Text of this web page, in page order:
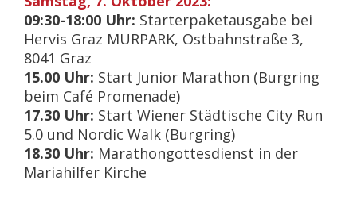
09:30-18:00 Uhr: Starterpaketausgabe bei
Hervis Graz MURPARK, Ostbahnstraße 3,
8041 Graz
15.00 Uhr: Start Junior Marathon (Burgring
beim Café Promenade)
17.30 Uhr: Start Wiener Städtische City Run
5.0 und Nordic Walk (Burgring)
18.30 Uhr: Marathongottesdienst in der
Mariahilfer Kirche